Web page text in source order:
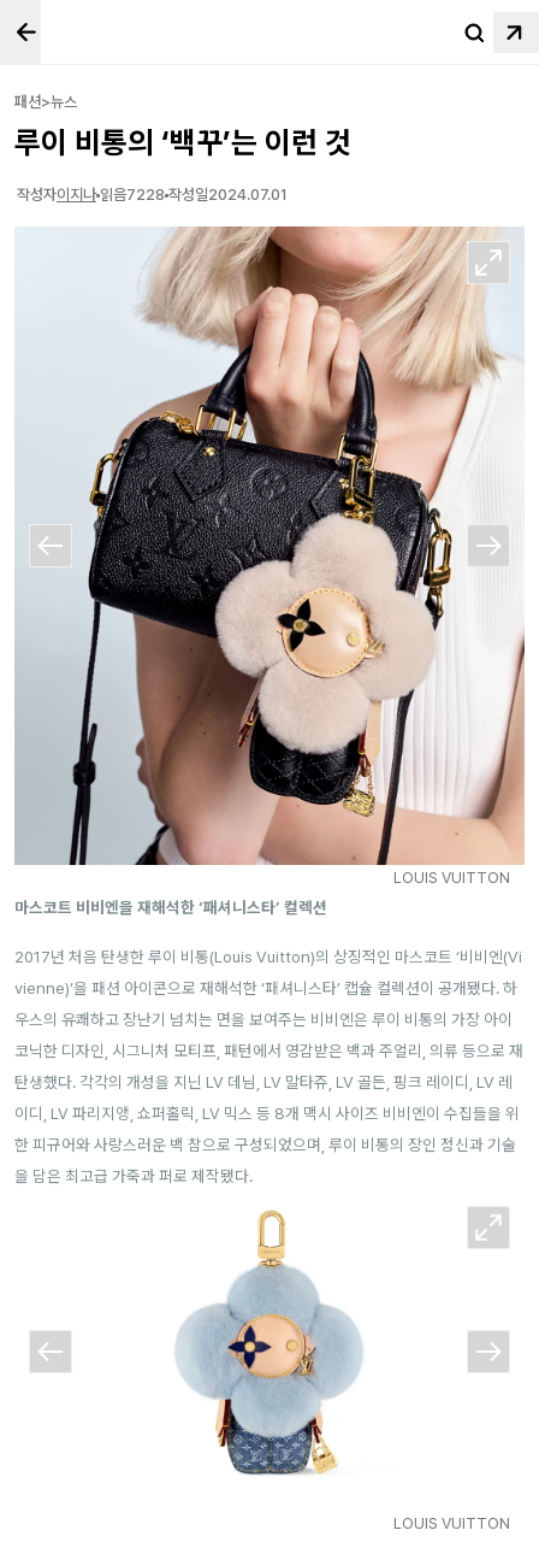
패션>뉴스
루이 비통의 ‘백꾸’는 이런 것
작성자이지나 읽음7228 작성일2024.07.01
LOUIS VUITTON
마스코트 비비엔을 재해석한 ‘패셔니스타’ 컬렉션
2017년 처음 탄생한 루이 비통(Louis Vuitton)의 상징적인 마스코트 ‘비비엔(Vi
vienne)’을 패션 아이콘으로 재해석한 ‘패셔니스타’ 캡슐 컬렉션이 공개됐다. 하
우스의 유쾌하고 장난기 넘치는 면을 보여주는 비비엔은 루이 비통의 가장 아이
코닉한 디자인, 시그니처 모티프, 패턴에서 영감받은 백과 주얼리, 의류 등으로 재
탄생했다. 각각의 개성을 지닌 LV 데님, LV 말타쥬, LV 골든, 핑크 레이디, LV 레
이디, LV 파리지앵, 쇼퍼홀릭, LV 믹스 등 8개 맥시 사이즈 비비엔이 수집들을 위
한 피규어와 사랑스러운 백 참으로 구성되었으며, 루이 비통의 장인 정신과 기술
을 담은 최고급 가죽과 퍼로 제작됐다.
LOUIS VUITTON